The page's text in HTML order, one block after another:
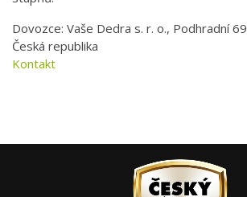
Dovozce: Vaše Dedra s. r. o., Podhradní
Česká republika
Kontakt